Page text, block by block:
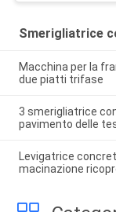
Smerigliatrice
Macchina per la
due piatti trifase
3 smerigliatrice
pavimento delle
Levigatrice
macinazione